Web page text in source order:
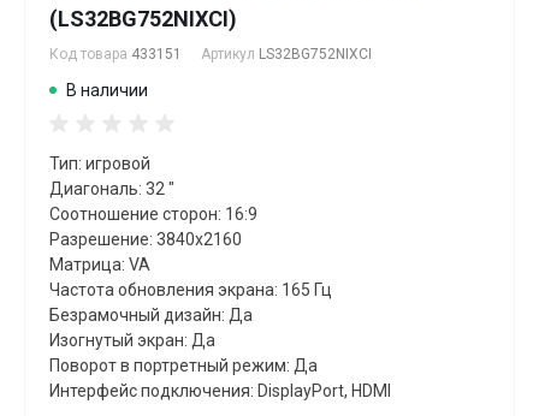
(LS32BG752NIXCI)
Код товара 433151 Артикул LS32BG752NIXCI
В наличии
Тип: игровой
Диагональ: 32 "
Соотношение сторон: 16:9
Разрешение: 3840x2160
Матрица: VA
Частота обновления экрана: 165 Гц
Безрамочный дизайн: Да
Изогнутый экран: Да
Поворот в портретный режим: Да
Интерфейс подключения: DisplayPort, HDMI